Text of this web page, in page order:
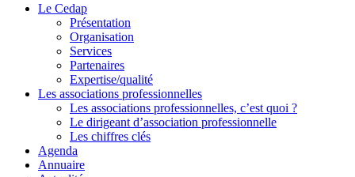
Le Cedap
Présentation
Organisation
Services
Partenaires
Expertise/qualité
Les associations professionnelles
Les associations professionnelles, c’est quoi ?
Le dirigeant d’association professionnelle
Les chiffres clés
Agenda
Annuaire